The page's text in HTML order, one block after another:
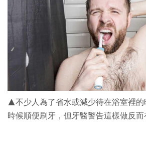
▲不少人為了省水或減少待在浴室裡
時候順便刷牙，但牙醫警告這樣做反而